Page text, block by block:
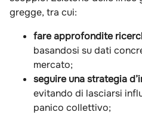
gregge, tra cui:
fare approfondite
basandosi su dati
mercato;
seguire una strategia
evitando di lasciarsi
panico collettivo;